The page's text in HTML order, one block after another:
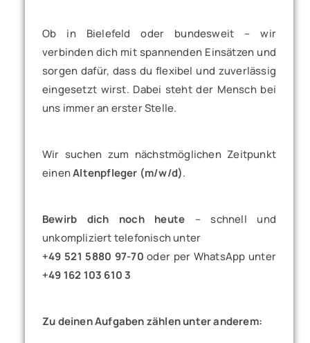
Ob in Bielefeld oder bundesweit – wir
verbinden dich mit spannenden Einsätzen und
sorgen dafür, dass du flexibel und zuverlässig
eingesetzt wirst. Dabei steht der Mensch bei
uns immer an erster Stelle.
Wir suchen zum nächstmöglichen Zeitpunkt
einenAltenpfleger (m/w/d).
Bewirb dich noch heute – schnell und
unkompliziert telefonisch unter
+49 521 5880 97-70 oder per WhatsApp unter
+49 162 103 610 3
Zu deinen Aufgaben zählen unter anderem: